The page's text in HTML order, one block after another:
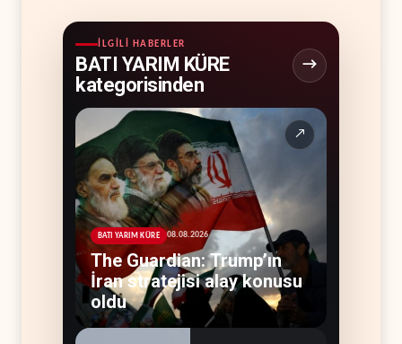
İLGILI HABERLER
BATI YARIM KÜRE
kategorisinden
↗
BATI YARIM KÜRE 08.08.2026
The Guardian: Trump’ın
İran stratejisi alay konusu
oldu